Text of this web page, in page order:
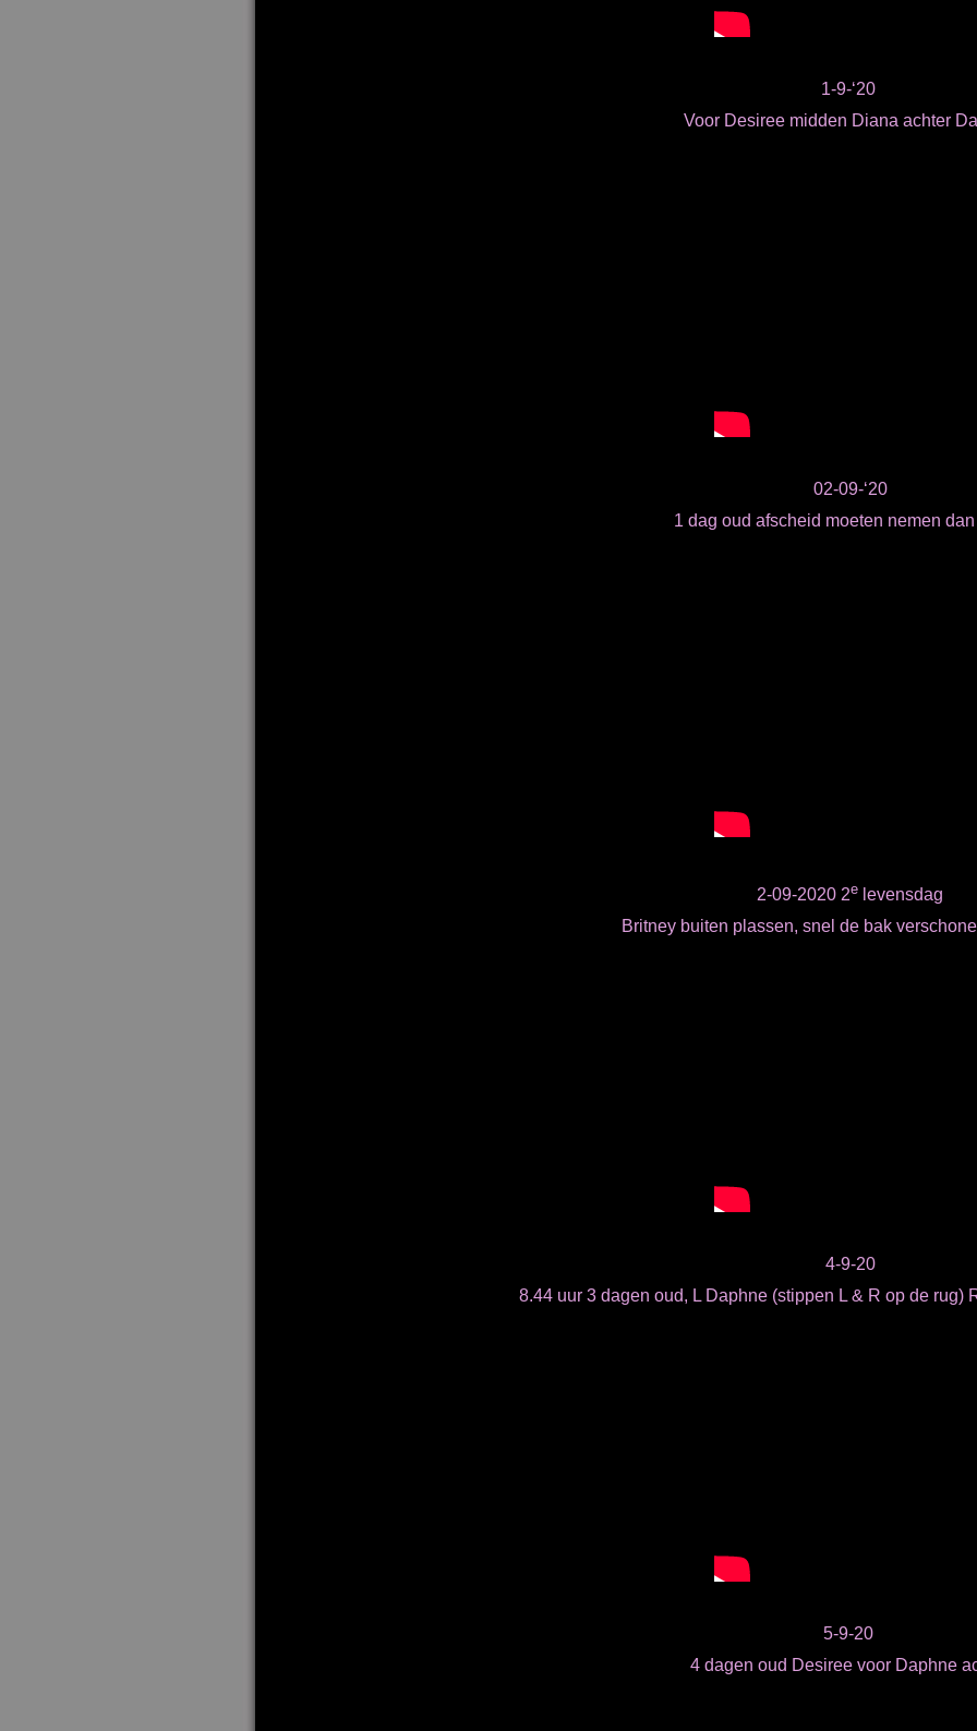
1-9-‘20
Voor Desiree midden Diana achter
02-09-‘20
1 dag oud afscheid moeten nemen
2-09-2020 2e levensdag
Britney buiten plassen, snel de bak
4-9-20
8.44 uur 3 dagen oud, L Daphne (stippen L & R op de rug)
5-9-20
4 dagen oud Desiree voor Daphne